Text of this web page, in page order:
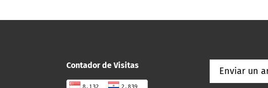
Contador de Visitas
Enviar un